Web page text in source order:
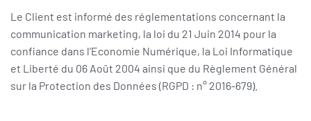
Le Client est informé des réglementations concernant la
communication marketing, la loi du 21 Juin 2014 pour la
confiance dans l’Economie Numérique, la Loi Informatique
et Liberté du 06 Août 2004 ainsi que du Règlement Général
sur la Protection des Données (RGPD : n° 2016-679).